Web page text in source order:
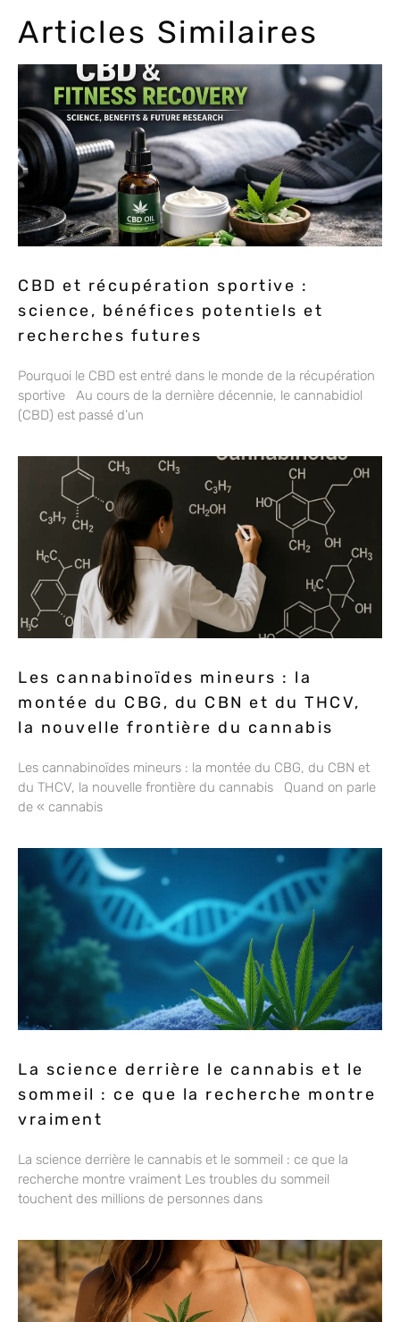
Articles Similaires
CBD et récupération sportive :
science, bénéfices potentiels et
recherches futures
Pourquoi le CBD est entré dans le monde de la récupération
sportive Au cours de la dernière décennie, le cannabidiol
(CBD) est passé d’un
Les cannabinoïdes mineurs : la
montée du CBG, du CBN et du THCV,
la nouvelle frontière du cannabis
Les cannabinoïdes mineurs : la montée du CBG, du CBN et
du THCV, la nouvelle frontière du cannabis Quand on parle
de « cannabis
La science derrière le cannabis et le
sommeil : ce que la recherche montre
vraiment
La science derrière le cannabis et le sommeil : ce que la
recherche montre vraiment Les troubles du sommeil
touchent des millions de personnes dans